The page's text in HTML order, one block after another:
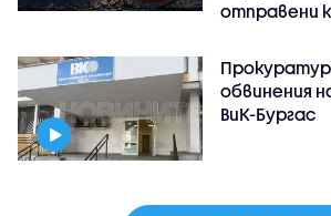
отправени
обвинения
ВиК-Бургас